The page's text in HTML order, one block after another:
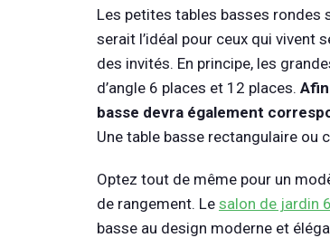
Les petites tables basses rondes
serait l’idéal pour ceux qui vivent
des invités. En principe, les
d’angle 6 places et 12 places.
basse devra également
Une table basse rectangulaire ou
Optez tout de même pour un
de rangement. Le salon de jardin
basse au design moderne et